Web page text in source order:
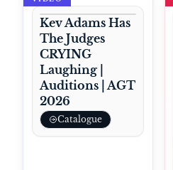
Kev Adams Has
The Judges
CRYING
Laughing |
Auditions | AGT
2026
Catalogue